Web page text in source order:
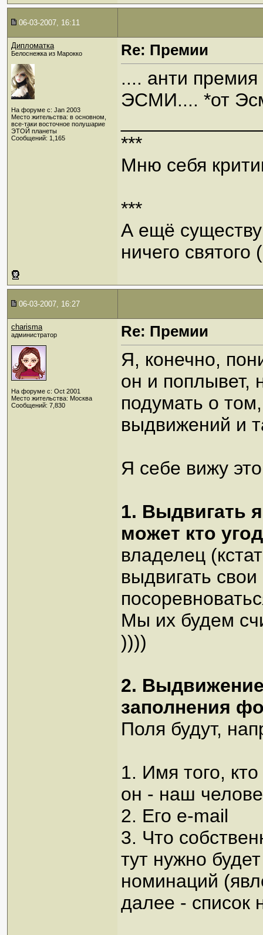
06-03-2007, 16:11
Дипломатка
Белоснежка из Марокко
На форуме с: Jan 2003
Место жительства: в основном,
все-таки восточное полушарие
ЭТОЙ планеты
Сообщений: 1,165
Re: Премии
.... анти премия
ЭСМИ.... *от
***
Мню себя
***
А ещё
ничего
06-03-2007, 16:27
charisma
администратор
На форуме с: Oct 2001
Место жительства: Москва
Сообщений: 7,830
Re: Премии
Я, конечно,
он и поплывет,
подумать о
выдвижений и
Я себе вижу
1. Выдвигать
может кто
владелец
выдвигать
Мы их будем
))))
2.
заполнения
Поля будут,
1. Имя того,
он - наш
2. Его e-mail
3. Что
тут нужно
номинаций
далее - список